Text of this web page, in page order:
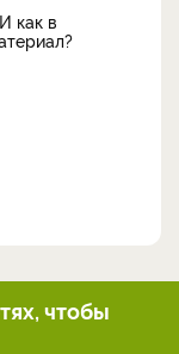
как в
чтобы